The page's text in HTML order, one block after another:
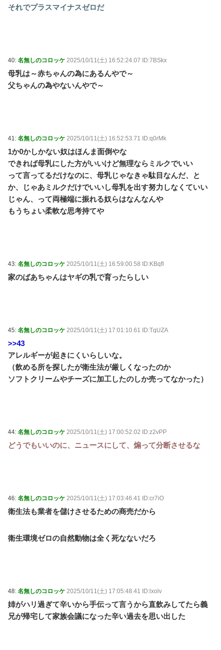
それでプラスマイナスゼロだ
40: 名無しのコロッケ 2025/10/11(土) 16:52:24.07 ID:7BSkx
母乳は～赤ちゃんの為にあるんやで～
父ちゃんの為やないんやで～
41: 名無しのコロッケ 2025/10/11(土) 16:52:53.71 ID:q0rMk
1か0かしかない奴はほんま面倒やな
できれば母乳にした方がいいけど無理ならミルクでいい
って言ってるだけなのに、母乳じゃなきゃ駄目なんだ、と
か、じゃあミルクだけでいいし母乳を出す努力しなくていい
じゃん、って両極端に振れる奴らはなんなんや
もうちょい柔軟な思考持てや
43: 名無しのコロッケ 2025/10/11(土) 16:59:00.58 ID:KBqfI
家のばあちゃんはヤギの乳で育ったらしい
45: 名無しのコロッケ 2025/10/11(土) 17:01:10.61 ID:TqUZA
>>43
アレルギーが起きにくいらしいな。
（飲める所を探したが衛生法が厳しくなったのか
ソフトクリームやチーズに加工したのしか売ってなかった）
44: 名無しのコロッケ 2025/10/11(土) 17:00:52.02 ID:z2vPP
どうでもいいのに、ニュースにして、煽って分断させるな
46: 名無しのコロッケ 2025/10/11(土) 17:03:46.41 ID:cr7iO
衛生法も業者を儲けさせるための商売だから
衛生環境ゼロの自然動物は全く死なないだろ
48: 名無しのコロッケ 2025/10/11(土) 17:05:48.41 ID:lxolv
姉がハリ過ぎて辛いから手伝って言うから直飲みしてたら義
兄が帰宅して家族会議になった辛い過去を思い出した